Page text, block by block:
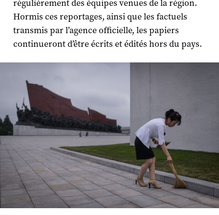
régulièrement des équipes venues de la région.
Hormis ces reportages, ainsi que les factuels
transmis par l’agence officielle, les papiers
continueront d’être écrits et édités hors du pays.